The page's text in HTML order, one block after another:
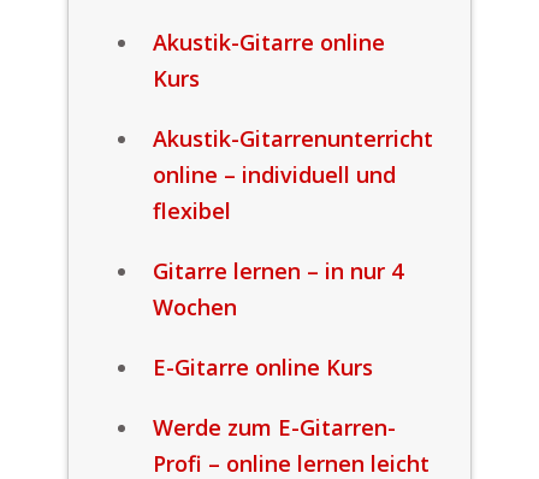
Akustik-Gitarre online
Kurs
Akustik-Gitarrenunterricht
online – individuell und
flexibel
Gitarre lernen – in nur 4
Wochen
E-Gitarre online Kurs
Werde zum E-Gitarren-
Profi – online lernen leicht